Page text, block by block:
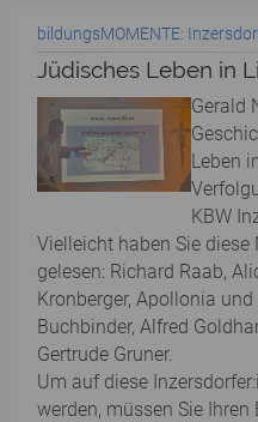
bildungsMOMENTE:
Jüdisches Leben in
Gerald
Leben
KBW
Vielleicht haben Sie
gelesen: Richard Raab,
Kronberger, Apollonia
Buchbinder, Alfred
Gertrude Gruner.
Um auf diese
werden, müssen Sie